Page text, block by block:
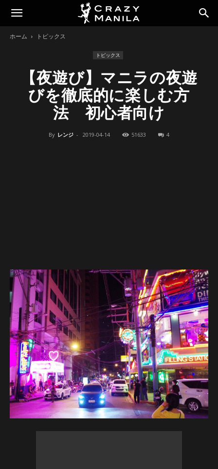
ホーム トピックス
トピックス
【夜遊び】マニラの夜遊
びを徹底的に楽しむ方
法 初心者向け
By レンジ - 2019-04-14 51633 4